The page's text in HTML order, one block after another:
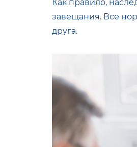
Как правило,
завещания. Все
друга.